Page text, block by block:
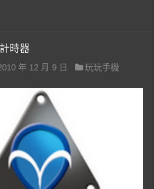
時器
年 12 月 9 日
玩玩手機